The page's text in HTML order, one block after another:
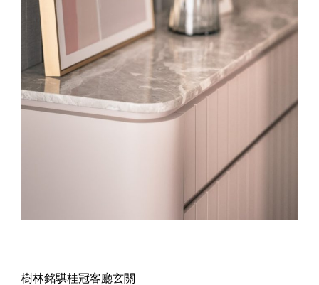
樹林銘騏桂冠客廳玄關